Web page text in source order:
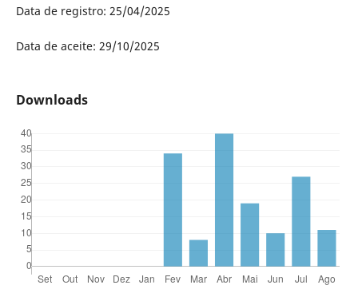
Data de registro: 25/04/2025
Data de aceite: 29/10/2025
Downloads